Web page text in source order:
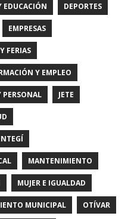
EDUCACIÓN DEPORTES
EMPRESAS
FERIAS
Y EMPLEO
PERSONAL JETE
MANTENIMIENTO
MUJER E IGUALDAD
MUNICIPAL OTÍVAR